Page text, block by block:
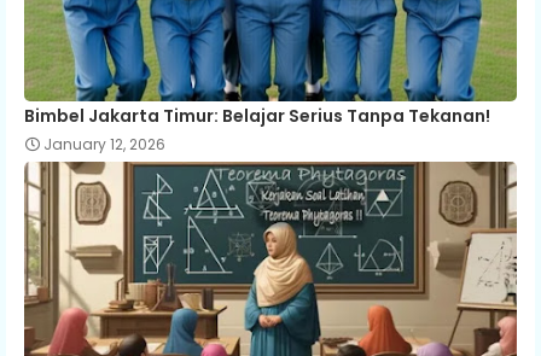
Bimbel Jakarta Timur: Belajar Serius Tanpa Tekanan!
January 12, 2026